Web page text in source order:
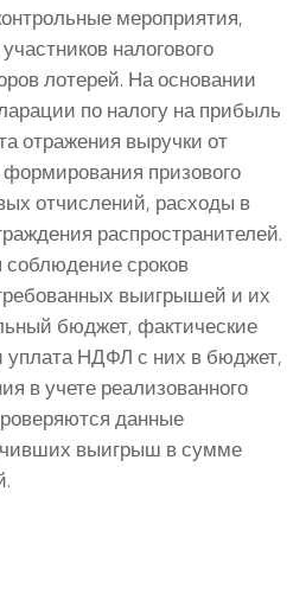
мероприятия,
налогового
лотерей. На основании
по налогу на прибыль
отражения выручки от
формирования призового
отчислений, расходы в
распространителей.
соблюдение сроков
выигрышей и их
бюджет, фактические
НДФЛ с них в бюджет,
в учете реализованного
данные
выигрыш в сумме